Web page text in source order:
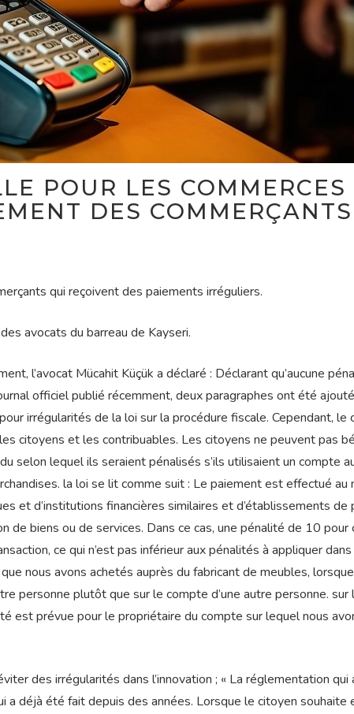
POUR LES COMMERCES
DES COMMERÇANTS
qui reçoivent des paiements irréguliers.
avocats du barreau de Kayseri.
l’avocat Mücahit Küçük a déclaré : Déclarant qu’aucune
officiel publié récemment, deux paragraphes ont été
irrégularités de la loi sur la procédure fiscale. Cependant, le
citoyens et les contribuables. Les citoyens ne peuvent pas
selon lequel ils seraient pénalisés s’ils utilisaient un compte
la loi se lit comme suit : Le paiement est effectué au
et d’institutions financières similaires et d’établissements de
de biens ou de services. Dans ce cas, une pénalité de 10 pour
ce qui n’est pas inférieur aux pénalités à appliquer
nous avons achetés auprès du fabricant de meubles,
personne plutôt que sur le compte d’une autre personne. sur
est prévue pour le propriétaire du compte sur lequel nous
des irrégularités dans l’innovation ; « La réglementation qui
a déjà été fait depuis des années. Lorsque le citoyen souhaite